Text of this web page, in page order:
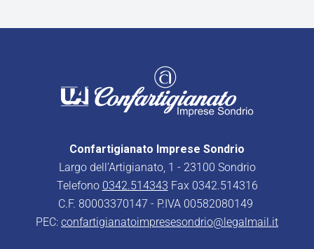
Confartigianato Imprese Sondrio
Largo dell’Artigianato, 1 - 23100 Sondrio
Telefono 0342.514343 Fax 0342.514316
C.F. 80003370147 - P.IVA 00582080149
PEC: confartigianatoimpresesondrio@legalmail.it